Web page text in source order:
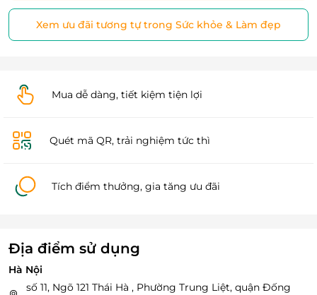
Xem ưu đãi tương tự trong Sức khỏe & Làm đẹp
Mua dễ dàng, tiết kiệm tiện lợi
Quét mã QR, trải nghiệm tức thì
Tích điểm thưởng, gia tăng ưu đãi
Địa điểm sử dụng
Hà Nội
số 11, Ngõ 121 Thái Hà , Phường Trung Liệt, quận Đống